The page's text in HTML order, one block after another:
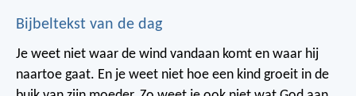
Bijbeltekst van de dag
Je weet niet waar de wind vandaan komt en waar hij
naartoe gaat. En je weet niet hoe een kind groeit in de